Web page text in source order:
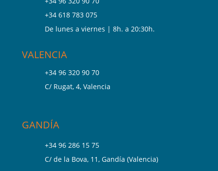
+34 618 783 075
De lunes a viernes | 8h. a 20:30h.
VALENCIA
+34 96 320 90 70
C/ Rugat, 4, Valencia
GANDÍA
+34 96 286 15 75
C/ de la Bova, 11, Gandía (Valencia)